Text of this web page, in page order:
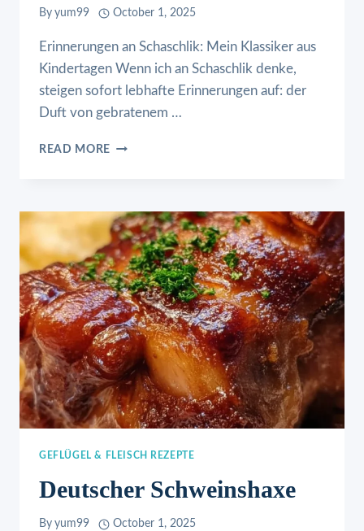
By yum99 October 1, 2025
Erinnerungen an Schaschlik: Mein Klassiker aus
Kindertagen Wenn ich an Schaschlik denke,
steigen sofort lebhafte Erinnerungen auf: der
Duft von gebratenem …
READ MORE SCHASCHLIK
GEFLÜGEL & FLEISCH REZEPTE
Deutscher Schweinshaxe
By yum99 October 1, 2025